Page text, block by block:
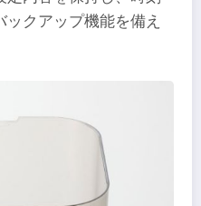
クアップ機能を備え